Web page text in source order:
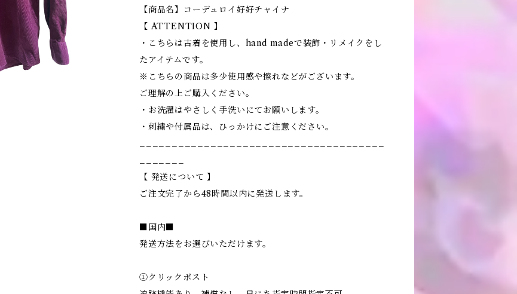
【商品名】コーデュロイ好好チャイナ
【 ATTENTION 】
・こちらは古着を使用し、hand madeで装飾・リメイクをし
たアイテムです。
※こちらの商品は多少使用感や擦れなどがございます。
ご理解の上ご購入ください。
・お洗濯はやさしく手洗いにてお願いします。
・刺繍や付属品は、ひっかけにご注意ください。
【 発送について 】
ご注文完了から48時間以内に発送します。
■国内■
発送方法をお選びいただけます。
①クリックポスト